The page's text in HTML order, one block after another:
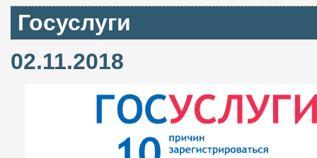
Госуслуги
02.11.2018